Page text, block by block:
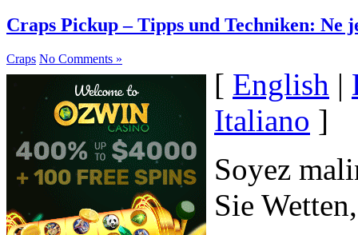
Craps Pickup – Tipps und Techniken: Ne
Craps No Comments »
[ English |
Italiano ]
Soyez
Sie